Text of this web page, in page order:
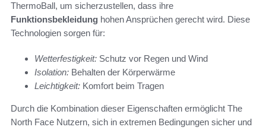
ThermoBall, um sicherzustellen, dass ihre
Funktionsbekleidung hohen Ansprüchen gerecht wird. Diese
Technologien sorgen für:
Wetterfestigkeit: Schutz vor Regen und Wind
Isolation: Behalten der Körperwärme
Leichtigkeit: Komfort beim Tragen
Durch die Kombination dieser Eigenschaften ermöglicht The
North Face Nutzern, sich in extremen Bedingungen sicher und